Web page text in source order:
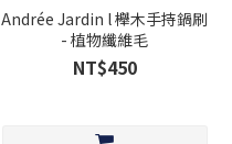
Andrée Jardin l 櫸木手持鍋刷
- 植物纖維毛
NT$450